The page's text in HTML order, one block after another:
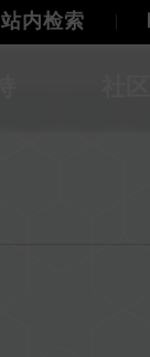
站内检索